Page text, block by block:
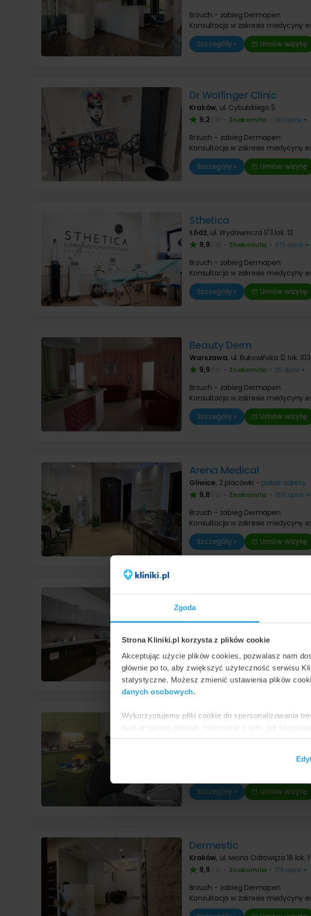
Zgoda
Strona Kliniki.pl korzysta z plików cookie
Akceptując użycie plików cookies, pozwalasz nam
głównie po to, aby zwiększyć użyteczność serwisu
statystyczne. Możesz zmienić ustawienia plików
danych osobowych.
Wykorzystujemy pliki cookie do spersonalizowania
ruch w naszej witrynie. Informacje o tym, jak
reklamowym i analitycznym. Partnerzy mogą
Brzuch - zabieg Dermapen
Konsultacja w zakresie medycyny
Szczegóły »
Umów wizytę
Dr Wolfinger Clinic
Kraków, ul. Cybulskiego 5
9,2 / 10 • Znakomita • 130 opinii
Brzuch - zabieg Dermapen
Konsultacja w zakresie medycyny
Szczegóły »
Umów wizytę
Sthetica
Łódź, ul. Wydawnicza 1/3 lok. 12
9,9 / 10 • Znakomita • 975 opinii
Brzuch - zabieg Dermapen
Konsultacja w zakresie medycyny
Szczegóły »
Umów wizytę
Beauty Derm
Warszawa, ul. Bukowińska 12 lok. 103
9,9 / 10 • Znakomita • 25 opinii
Brzuch - zabieg Dermapen
Konsultacja w zakresie medycyny
Szczegóły »
Umów wizytę
Arena Medical
Gliwice, 2 placówki - pokaż adresy
9,8 / 10 • Znakomita • 1155 opinii
Brzuch - zabieg Dermapen
Konsultacja w zakresie medycyny
Szczegóły »
Umów wizytę
Medistica Medycyna +
Kraków
9,7/ 10•Znakomita
Brzuch - zabieg Dermapen
Szczegóły »
Umów wizytę
Medycyna Estetyczna
Szczegóły »
Umów wizytę
Dermestic
Kraków, ul. Iwona Odrowąża 18 lok. 1
9,9 / 10 • Znakomita • 175 opinii
Brzuch - zabieg Dermapen
Konsultacja w zakresie medycyny